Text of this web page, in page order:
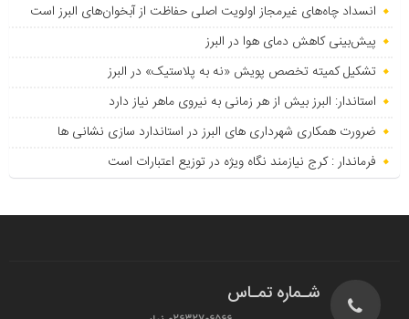
انسداد چاه‌های غیرمجاز اولویت اصلی حفاظت از آبخوان‌های البرز است
پیش‌بینی کاهش دمای هوا در البرز
تشکیل کمیته تخصص پویش «نه به پلاستیک» در البرز
استاندار: البرز بیش از هر زمانی به نیروی ماهر نیاز دارد
ضرورت همکاری شهرداری های البرز در استاندارد سازی نشانی ها
فرماندار : کرج نیازمند نگاه ویژه در توزیع اعتبارات است
شـماره تمـاس